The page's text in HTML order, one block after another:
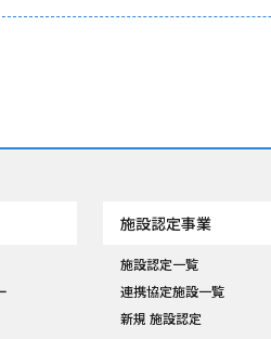
施設認定事業
施設認定一覧
連携協定施設一覧
新規 施設認定